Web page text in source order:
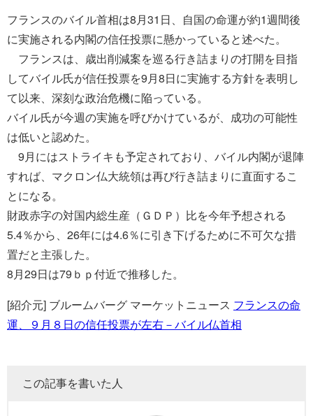
フランスのバイル首相は8月31日、自国の命運が約1週間後
に実施される内閣の信任投票に懸かっていると述べた。
フランスは、歳出削減案を巡る行き詰まりの打開を目指
してバイル氏が信任投票を9月8日に実施する方針を表明し
て以来、深刻な政治危機に陥っている。
バイル氏が今週の実施を呼びかけているが、成功の可能性
は低いと認めた。
9月にはストライキも予定されており、バイル内閣が退陣
すれば、マクロン仏大統領は再び行き詰まりに直面するこ
とになる。
財政赤字の対国内総生産（ＧＤＰ）比を今年予想される
5.4％から、26年には4.6％に引き下げるために不可欠な措
置だと主張した。
8月29日は79ｂｐ付近で推移した。
[紹介元] ブルームバーグ マーケットニュース フランスの命
運、９月８日の信任投票が左右－バイル仏首相
この記事を書いた人